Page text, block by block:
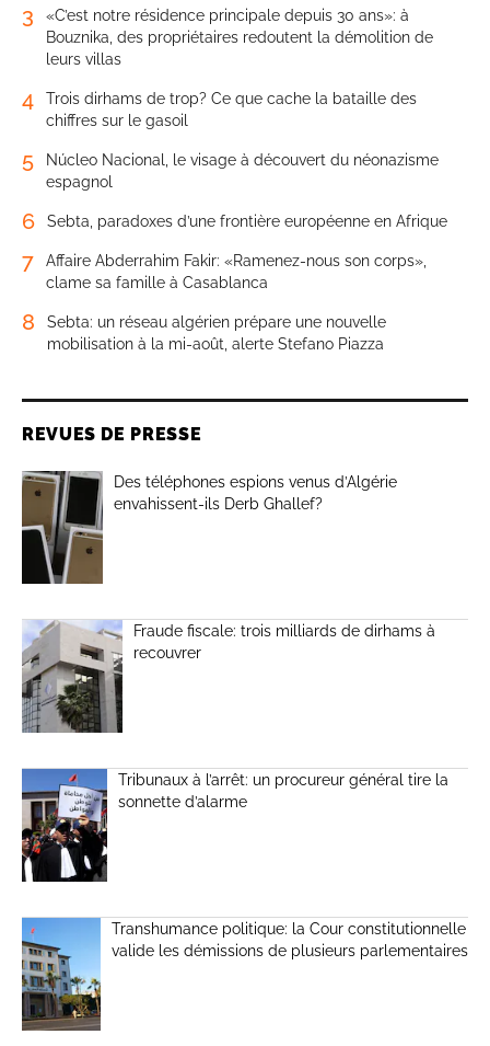
3
«C’est notre résidence principale depuis 30 ans»: à
Bouznika, des propriétaires redoutent la démolition de
leurs villas
4
Trois dirhams de trop? Ce que cache la bataille des
chiffres sur le gasoil
5
Núcleo Nacional, le visage à découvert du néonazisme
espagnol
6 Sebta, paradoxes d’une frontière européenne en Afrique
7
Affaire Abderrahim Fakir: «Ramenez-nous son corps»,
clame sa famille à Casablanca
8
Sebta: un réseau algérien prépare une nouvelle
mobilisation à la mi-août, alerte Stefano Piazza
REVUES DE PRESSE
Des téléphones espions venus d’Algérie
envahissent-ils Derb Ghallef?
Fraude fiscale: trois milliards de dirhams à
recouvrer
Tribunaux à l’arrêt: un procureur général tire la
sonnette d’alarme
Transhumance politique: la Cour constitutionnelle
valide les démissions de plusieurs parlementaires